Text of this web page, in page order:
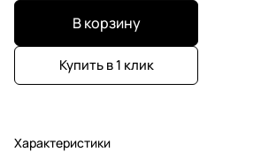
В корзину
Купить в 1 клик
Характеристики